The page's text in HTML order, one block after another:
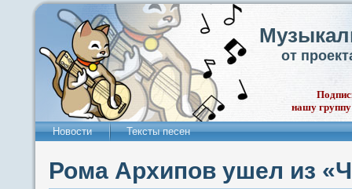
от
нашу
Новости Тексты песен
Рома Архипов ушел из